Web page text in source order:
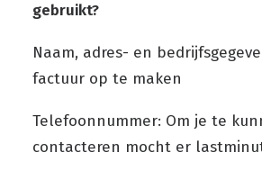
gebruikt?
Naam, adres- en
factuur op te maken
Telefoonnummer: Om je te
contacteren mocht er